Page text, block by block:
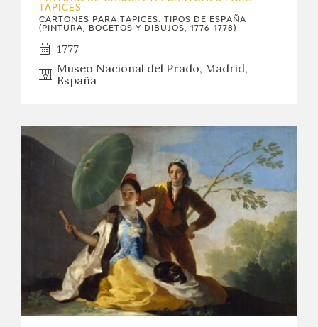
TAPICES
CARTONES PARA TAPICES: TIPOS DE ESPAÑA
(PINTURA, BOCETOS Y DIBUJOS, 1776-1778)
1777
Museo Nacional del Prado, Madrid,
España